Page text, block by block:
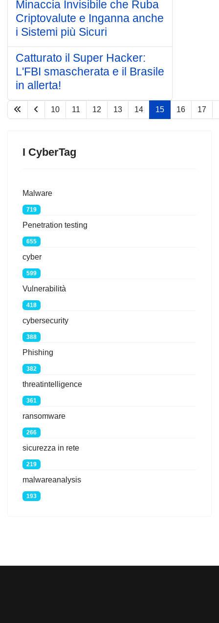
Minaccia Invisibile che Ruba
Criptovalute e Inganna anche
i Sistemi più Sicuri
Catturato il Super Hacker:
L'FBI smascherata e il Brasile
in allerta!
Pagina 15 di 75
10 11 12 13 14 15 16 17
I CyberTag
Malware
719
Penetration testing
655
cyber
599
Vulnerabilità
418
cybersecurity
388
Phishing
382
threatintelligence
361
ransomware
266
sicurezza in rete
219
malwareanalysis
193